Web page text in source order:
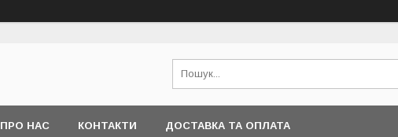
ПРО НАС КОНТАКТИ ДОСТАВКА ТА ОПЛАТА